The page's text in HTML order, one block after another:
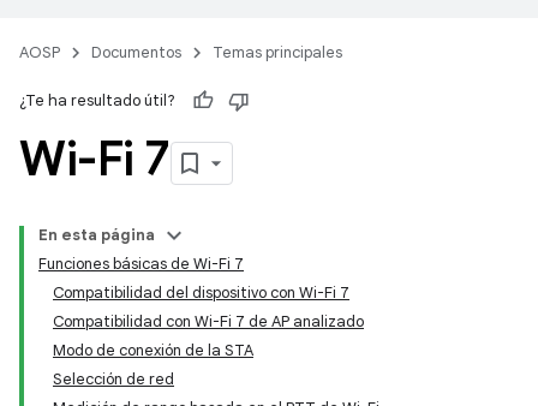
AOSP Documentos Temas principales
¿Te ha resultado útil?
Wi-Fi 7
En esta página
Funciones básicas de Wi-Fi 7
Compatibilidad del dispositivo con Wi-Fi 7
Compatibilidad con Wi-Fi 7 de AP analizado
Modo de conexión de la STA
Selección de red